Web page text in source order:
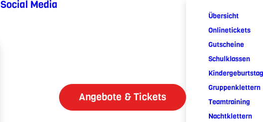
Social Media
Angebote & Tickets
Übersicht
Onlinetickets
Gutscheine
Schulklassen
Kindergeburtstag
Gruppenklettern
Teamtraining
Nachtklettern